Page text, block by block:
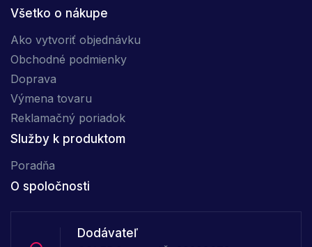
Všetko o nákupe
Ako vytvoriť objednávku
Obchodné podmienky
Doprava
Výmena tovaru
Reklamačný poriadok
Služby k produktom
Poradňa
O spoločnosti
Dodávateľ